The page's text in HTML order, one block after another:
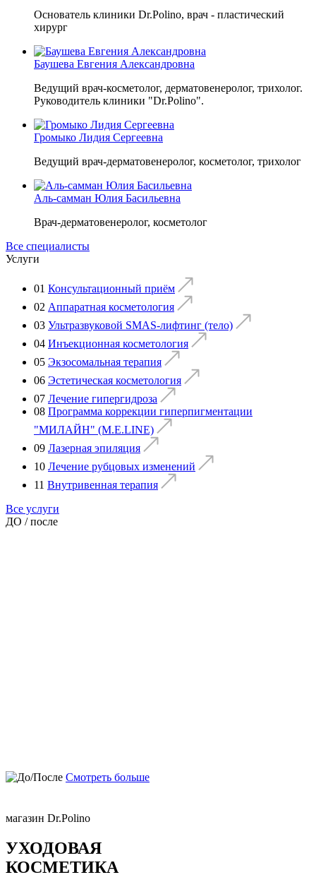
Основатель клиники Dr.Polino, врач - пластический
хирург
Баушева Евгения Александровна
Ведущий врач-косметолог, дерматовенеролог, трихолог.
Руководитель клиники "Dr.Polino".
Громыко Лидия Сергеевна
Ведущий врач-дерматовенеролог, косметолог, трихолог
Аль-самман Юлия Басильевна
Врач-дерматовенеролог, косметолог
Все специалисты
Услуги
01 Консультационный приём
02 Аппаратная косметология
03 Ультразвуковой SMAS-лифтинг (тело)
04 Инъекционная косметология
05 Экзосомальная терапия
06 Эстетическая косметология
07 Лечение гипергидроза
08 Программа коррекции гиперпигментации
"МИЛАЙН" (M.E.LINE)
09 Лазерная эпиляция
10 Лечение рубцовых изменений
11 Внутривенная терапия
Все услуги
ДО / после
Смотреть больше
магазин Dr.Polino
УХОДОВАЯ
КОСМЕТИКА